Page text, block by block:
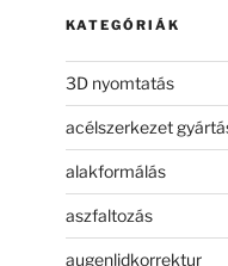
KATEGÓRIÁK
3D nyomtatás
acélszerkezet
alakformálás
aszfaltozás
augenlidkorrektur